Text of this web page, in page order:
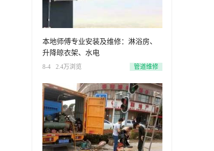
本地师傅专业安装及维修：淋浴房、
升降晾衣架、水电
8-4 2.4万浏览 管道维修